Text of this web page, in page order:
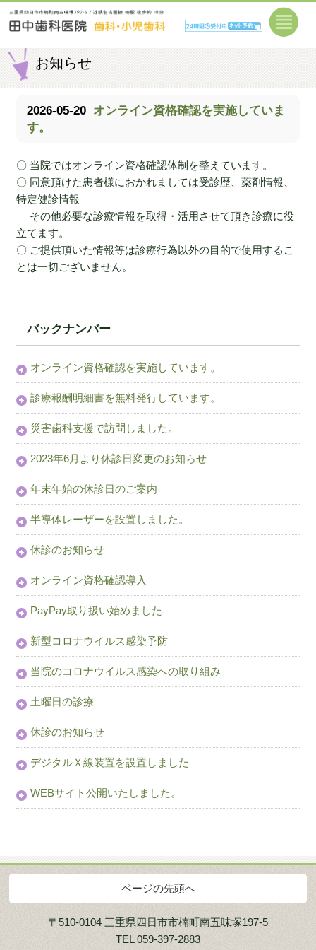
お知らせ
2026-05-20 オンライン資格確認を実施していま
す。
〇 当院ではオンライン資格確認体制を整えています。
〇 同意頂けた患者様におかれましては受診歴、薬剤情報、
特定健診情報
その他必要な診療情報を取得・活用させて頂き診療に役
立てます。
〇 ご提供頂いた情報等は診療行為以外の目的で使用するこ
とは一切ございません。
バックナンバー
オンライン資格確認を実施しています。
診療報酬明細書を無料発行しています。
災害歯科支援で訪問しました。
2023年6月より休診日変更のお知らせ
年末年始の休診日のご案内
半導体レーザーを設置しました。
休診のお知らせ
オンライン資格確認導入
PayPay取り扱い始めました
新型コロナウイルス感染予防
当院のコロナウイルス感染への取り組み
土曜日の診療
休診のお知らせ
デジタルＸ線装置を設置しました
WEBサイト公開いたしました。
ページの先頭へ
〒510-0104 三重県四日市市楠町南五味塚197-5
TEL 059-397-2883